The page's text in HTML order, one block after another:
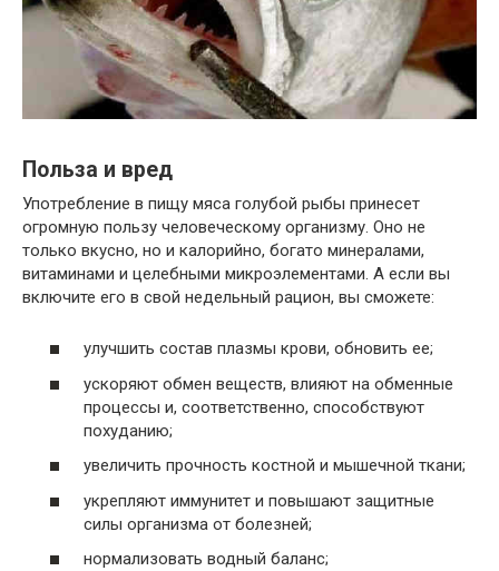
Польза и вред
Употребление в пищу мяса голубой рыбы принесет
огромную пользу человеческому организму. Оно не
только вкусно, но и калорийно, богато минералами,
витаминами и целебными микроэлементами. А если вы
включите его в свой недельный рацион, вы сможете:
улучшить состав плазмы крови, обновить ее;
ускоряют обмен веществ, влияют на обменные
процессы и, соответственно, способствуют
похуданию;
увеличить прочность костной и мышечной ткани;
укрепляют иммунитет и повышают защитные
силы организма от болезней;
нормализовать водный баланс;